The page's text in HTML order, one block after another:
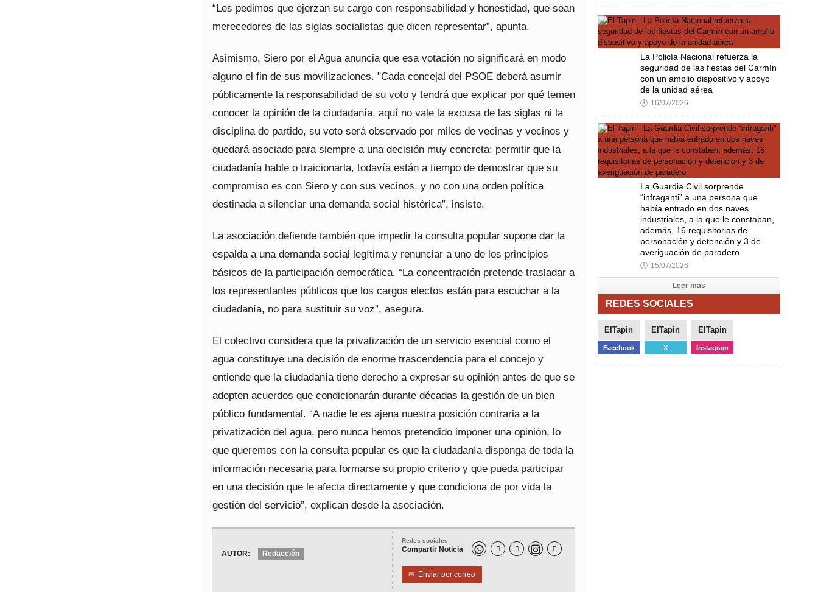
“Les pedimos que ejerzan su cargo con responsabilidad y honestidad, que sean
merecedores de las siglas socialistas que dicen representar”, apunta.
Asimismo, Siero por el Agua anuncia que esa votación no significará en modo
alguno el fin de sus movilizaciones. "Cada concejal del PSOE deberá asumir
públicamente la responsabilidad de su voto y tendrá que explicar por qué temen
conocer la opinión de la ciudadanía, aquí no vale la excusa de las siglas ni la
disciplina de partido, su voto será observado por miles de vecinas y vecinos y
quedará asociado para siempre a una decisión muy concreta: permitir que la
ciudadanía hable o traicionarla, todavía están a tiempo de demostrar que su
compromiso es con Siero y con sus vecinos, y no con una orden política
destinada a silenciar una demanda social histórica”, insiste.
La asociación defiende también que impedir la consulta popular supone dar la
espalda a una demanda social legítima y renunciar a uno de los principios
básicos de la participación democrática. “La concentración pretende trasladar a
los representantes públicos que los cargos electos están para escuchar a la
ciudadanía, no para sustituir su voz”, asegura.
El colectivo considera que la privatización de un servicio esencial como el
agua constituye una decisión de enorme trascendencia para el concejo y
entiende que la ciudadanía tiene derecho a expresar su opinión antes de que se
adopten acuerdos que condicionarán durante décadas la gestión de un bien
público fundamental. “A nadie le es ajena nuestra posición contraria a la
privatización del agua, pero nunca hemos pretendido imponer una opinión, lo
que queremos con la consulta popular es que la ciudadanía disponga de toda la
información necesaria para formarse su propio criterio y que pueda participar
en una decisión que le afecta directamente y que condiciona de por vida la
gestión del servicio”, explican desde la asociación.
Redes sociales
Compartir Noticia   
✉ Enviar por correo
AUTOR: Redacción
La Policía Nacional refuerza la
seguridad de las fiestas del Carmín
con un amplio dispositivo y apoyo
de la unidad aérea
🕔 16/07/2026
La Guardia Civil sorprende
“infraganti” a una persona que
había entrado en dos naves
industriales, a la que le constaban,
además, 16 requisitorias de
personación y detención y 3 de
averiguación de paradero
🕔 15/07/2026
Leer mas
REDES SOCIALES
ElTapin
Facebook
ElTapin
X
ElTapin
Instagram